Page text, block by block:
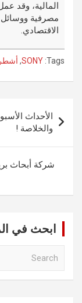
المالية، وقد
مصرفية ووسائل
الاقتصادي.
Tags:
SONY
,
تصفّح
المقالات
الأحداث
والخلاصة !
ابحث في